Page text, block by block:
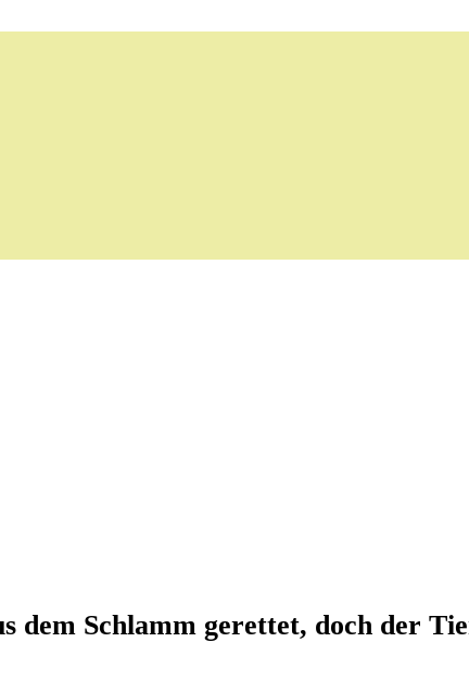
dem Schlamm gerettet, doch der